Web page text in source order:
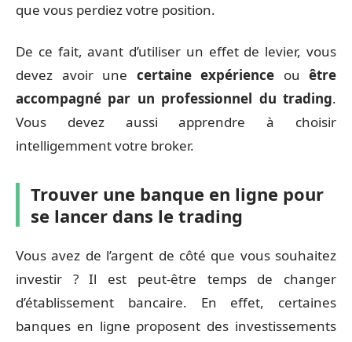
que vous perdiez votre position.
De ce fait, avant d’utiliser un effet de levier, vous
devez avoir une certaine expérience ou être
accompagné par un professionnel du trading.
Vous devez aussi apprendre à choisir
intelligemment votre broker.
Trouver une banque en ligne pour
se lancer dans le trading
Vous avez de l’argent de côté que vous souhaitez
investir ? Il est peut-être temps de changer
d’établissement bancaire. En effet, certaines
banques en ligne proposent des investissements